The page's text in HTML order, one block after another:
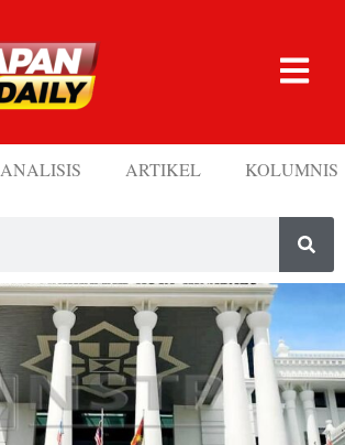
ANALISIS ARTIKEL KOLUMNIS